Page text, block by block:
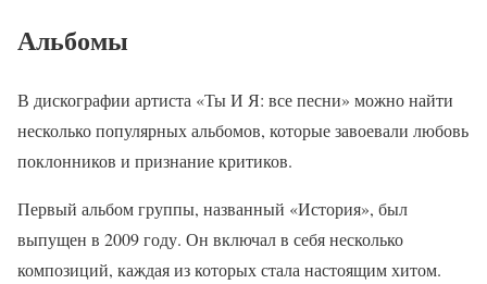
Альбомы
В дискографии артиста «Ты И Я: все песни» можно найти
несколько популярных альбомов, которые завоевали любовь
поклонников и признание критиков.
Первый альбом группы, названный «История», был
выпущен в 2009 году. Он включал в себя несколько
композиций, каждая из которых стала настоящим хитом.